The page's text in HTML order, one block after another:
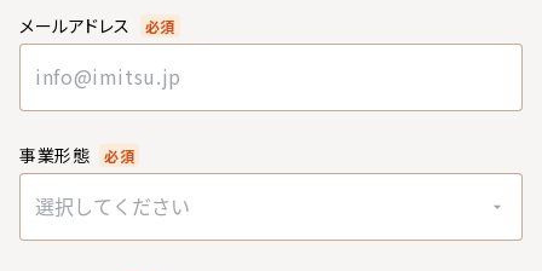
メールアドレス 必須
事業形態 必須
選択してください